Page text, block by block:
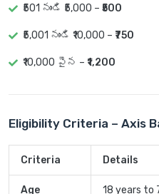
₹501 నుండి ₹5,000 – ₹500
₹5,001 నుండి ₹10,000 – ₹750
₹10,000 పైన – ₹1,200
Eligibility Criteria – Axis
Criteria Details
Age 18 years to